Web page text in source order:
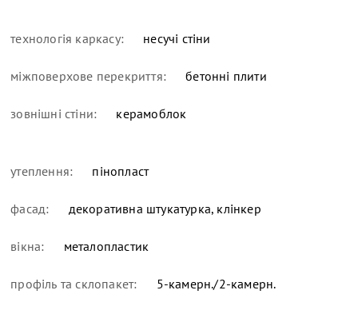
технологія каркасу: несучі стіни
міжповерхове перекриття: бетонні плити
зовнішні стіни: керамоблок
утеплення: пінопласт
фасад: декоративна штукатурка, клінкер
вікна: металопластик
профіль та склопакет: 5-камерн./2-камерн.